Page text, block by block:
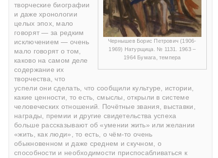
Чернышев Борис Петрович (1906-
1969) Натурщица. № 1131. 1963 –
1964 Бумага, темпера
творческие биографии
и даже хронологии
целых эпох, мало
говорят — за редким
исключением — очень
мало говорят о том,
каково на самом деле
содержание их
творчества, что
успели они сделать, что сообщили культуре, истории,
какие ценности, то есть, смыслы, открыли в системе
человеческих отношений. Почётные звания, выставки,
награды, премии и другие свидетельства успеха
больше рассказывают об «умении жить» или желании
«жить, как люди», то есть, о чём-то очень
обыкновенном и даже среднем и скучном, о
способности и необходимости приспосабливаться к